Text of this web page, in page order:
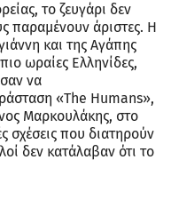
το ζευγάρι δεν
παραμένουν άριστες. Η
και της Αγάπης
ωραίες Ελληνίδες,
να
«The Humans»,
Μαρκουλάκης, στο
που διατηρούν
δεν κατάλαβαν ότι το